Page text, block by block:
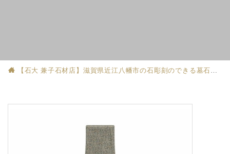
【石大 兼子石材店】滋賀県近江八幡市の石彫刻のできる墓石店